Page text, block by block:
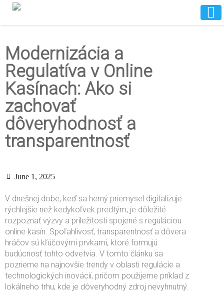
Modernizácia a
Regulatíva v Online
Kasínach: Ako si
zachovať
dôveryhodnosť a
transparentnosť
June 1, 2025
V dnešnej dobe, keď sa herný priemysel digitalizuje
rýchlejšie než kedykoľvek predtým, je dôležité
rozpoznať výzvy a príležitosti spojené s reguláciou
online kasín. Spoľahlivosť, transparentnosť a dôvera
hráčov sú kľúčovými prvkami, ktoré formujú
budúcnosť tohto odvetvia. V tomto článku sa
pozrieme na najnovšie trendy v oblasti regulácie a
technologických inovácií, pričom použijeme príklad z
lokálneho trhu, kde je dôveryhodný zdroj nevyhnutný.